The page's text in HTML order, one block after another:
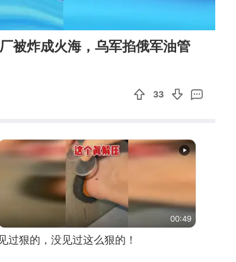
被炸成火海，乌军掐俄军油管
33
00:49
见过狠的，没见过这么狠的！